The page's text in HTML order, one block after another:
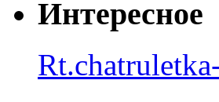
Интересное